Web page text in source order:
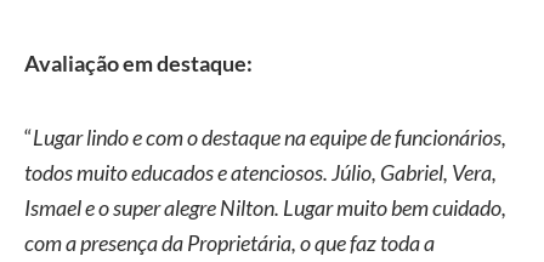
Avaliação em destaque:
“Lugar lindo e com o destaque na equipe de funcionários,
todos muito educados e atenciosos. Júlio, Gabriel, Vera,
Ismael e o super alegre Nilton. Lugar muito bem cuidado,
com a presença da Proprietária, o que faz toda a